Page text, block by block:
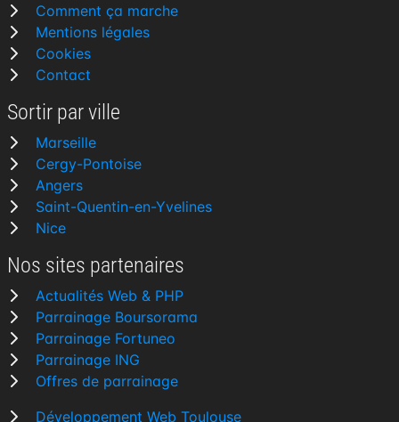
Comment ça marche
Mentions légales
Cookies
Contact
Sortir par ville
Marseille
Cergy-Pontoise
Angers
Saint-Quentin-en-Yvelines
Nice
Nos sites partenaires
Actualités Web & PHP
Parrainage Boursorama
Parrainage Fortuneo
Parrainage ING
Offres de parrainage
Développement Web Toulouse